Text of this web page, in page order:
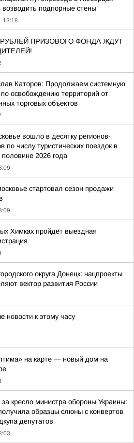
возводить подпорные стены
13:18
РУБЛЕЙ ПРИЗОВОГО ФОНДА ЖДУТ
Каторов: Продолжаем системную
по освобождению территорий от
торговых объектов
вошло в десятку регионов-
по числу туристических поездок в
половине 2026 года
стартовал сезон продажи
Химках пройдёт выездная
округа Донецк: нацпроекты
вектор развития России
новости к этому часу
на карте — новый дом на
за кресло министра обороны Украины:
образцы слюны с конвертов
депутатов